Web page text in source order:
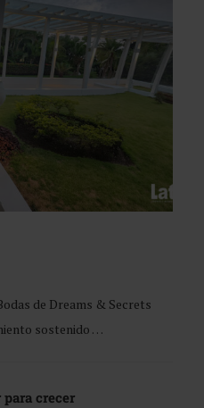
de Dreams & Secrets
sostenido …
para crecer